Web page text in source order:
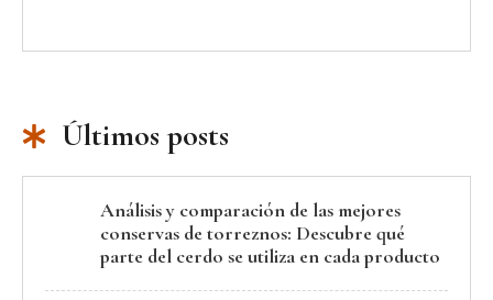
Últimos posts
Análisis y comparación de las mejores
conservas de torreznos: Descubre qué
parte del cerdo se utiliza en cada producto